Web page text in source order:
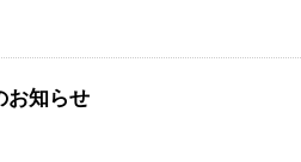
お知らせ